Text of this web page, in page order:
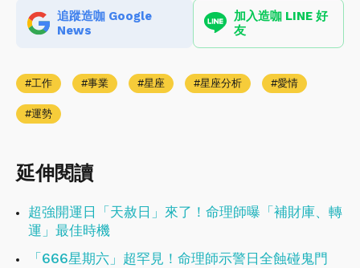
追蹤造咖 Google
News
加入造咖 LINE 好
友
工作 事業 星座 星座分析 愛情
運勢
延伸閱讀
超強開運日「天赦日」來了！命理師曝「補財庫、轉
運」最佳時機
「666星期六」超罕見！命理師示警日全蝕碰鬼門